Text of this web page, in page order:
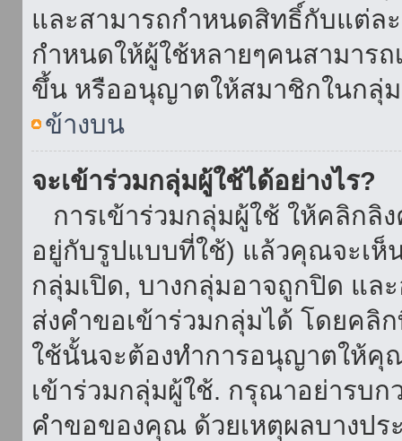
และสามารถกำหนดสิทธิ์กับแต่ล
กำหนดให้ผู้ใช้หลายๆคนสามารถ
ขึ้น หรืออนุญาตให้สมาชิกในกลุ่ม
ข้างบน
จะเข้าร่วมกลุ่มผู้ใช้ได้อย่างไร?
การเข้าร่วมกลุ่มผู้ใช้ ให้คลิก
อยู่กับรูปแบบที่ใช้) แล้วคุณจะเห็
กลุ่มเปิด, บางกลุ่มอาจถูกปิด แ
ส่งคำขอเข้าร่วมกลุ่มได้ โดยคลิ
ใช้นั้นจะต้องทำการอนุญาตให้คุ
เข้าร่วมกลุ่มผู้ใช้. กรุณาอย่ารบก
คำขอของคุณ ด้วยเหตุผลบางปร